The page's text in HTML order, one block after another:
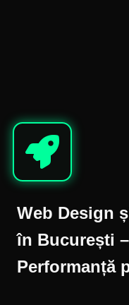
Web Design
în București
Performanță